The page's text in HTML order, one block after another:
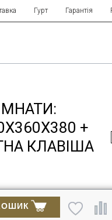
Гурт Гарантія
+
КЛАВІША